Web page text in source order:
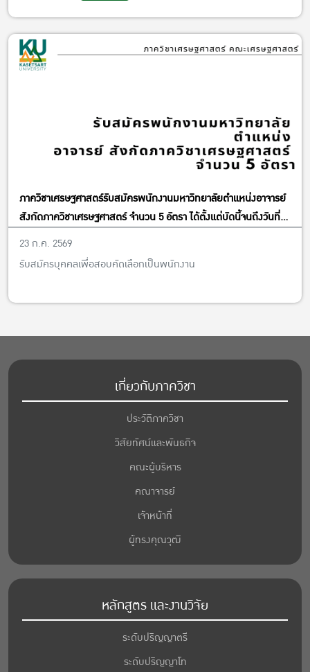
ภาควิชาเศรษฐศาสตร์รับสมัครพนักงานมหาวิทยาลัยตำแหน่งอาจารย์
สังกัดภาควิชาเศรษฐศาสตร์ จำนวน 5 อัตรา ได้ตั้งแต่บัดนี้จนถึงวันที่
13 พฤศจิกายน พ.ศ. 2569
23 ก.ค. 2569
รับสมัครบุคคลเพื่อสอบคัดเลือกเป็นพนักงาน
เกี่ยวกับภาควิชา
ประวัติภาควิชา
วิสัยทัศน์และพันธกิจ
คณะผู้บริหาร
คณาจารย์
เจ้าหน้าที่
ผู้ทรงคุณวุฒิ
หลักสูตร และงานวิจัย
ระดับปริญญาตรี
ระดับปริญญาโท